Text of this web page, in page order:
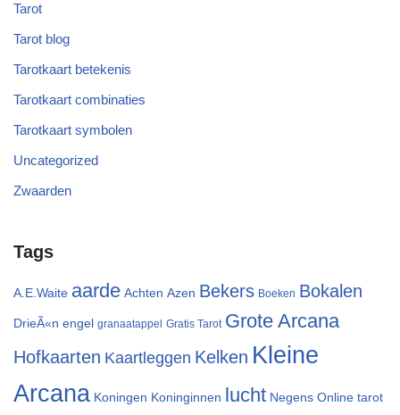
Tarot
Tarot blog
Tarotkaart betekenis
Tarotkaart combinaties
Tarotkaart symbolen
Uncategorized
Zwaarden
Tags
A.E.Waite aarde Achten Azen Bekers Boeken Bokalen
DrieÃ«n engel granaatappel Gratis Tarot Grote Arcana
Hofkaarten Kaartleggen Kelken Kleine
Arcana Koningen Koninginnen lucht Negens Online tarot